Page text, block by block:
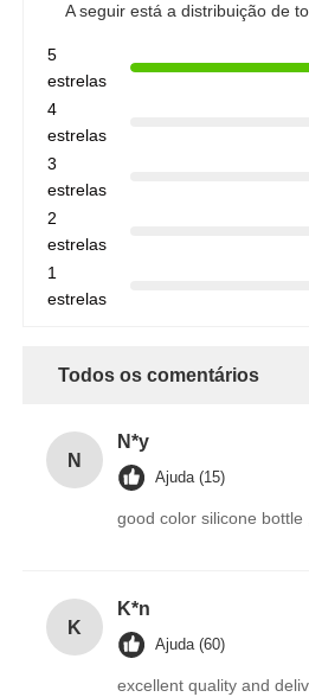
A seguir está a distribuição de
5
estrelas
4
estrelas
3
estrelas
2
estrelas
1
estrelas
Todos os comentários
N
N*y
Ajuda (15)
good color silicone bottle
K
K*n
Ajuda (60)
excellent quality and